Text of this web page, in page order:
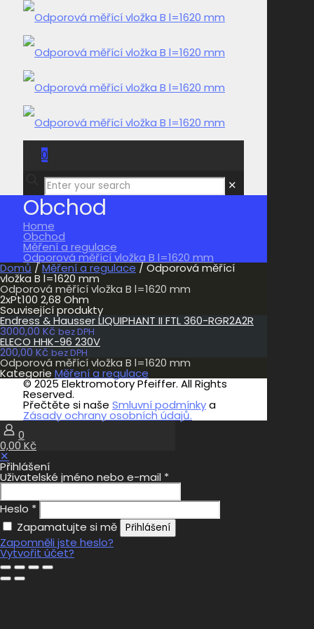
0
0,00 Kč
✕
Obchod
Home
Obchod
Měření a regulace
Odporová měřící vložka B l=1620 mm
Domů /Měření a regulace / Odporová měřící
vložka B l=1620 mm
Odporová měřící vložka B l=1620 mm
2xPt100 2,68 Ohm
Související produkty
Endress & Hausser LIQUIPHANT II FTL 360-RGR2A2R
3000,00 Kč bez DPH
ELECO HHK-96 230V
200,00 Kč bez DPH
Odporová měřící vložka B l=1620 mm
Kategorie Měření a regulace
© 2025 Elektromotory Pfeiffer. All Rights
Reserved.
Přečtěte si naše Smluvní podmínkya
Zásady ochrany osobních údajů.
0
0,00 Kč
✕
Přihlášení
Uživatelské jméno nebo e-mail *
Heslo *
Zapamatujte si mě
Přihlášení
Zapomněli jste heslo?
Vytvořit účet?